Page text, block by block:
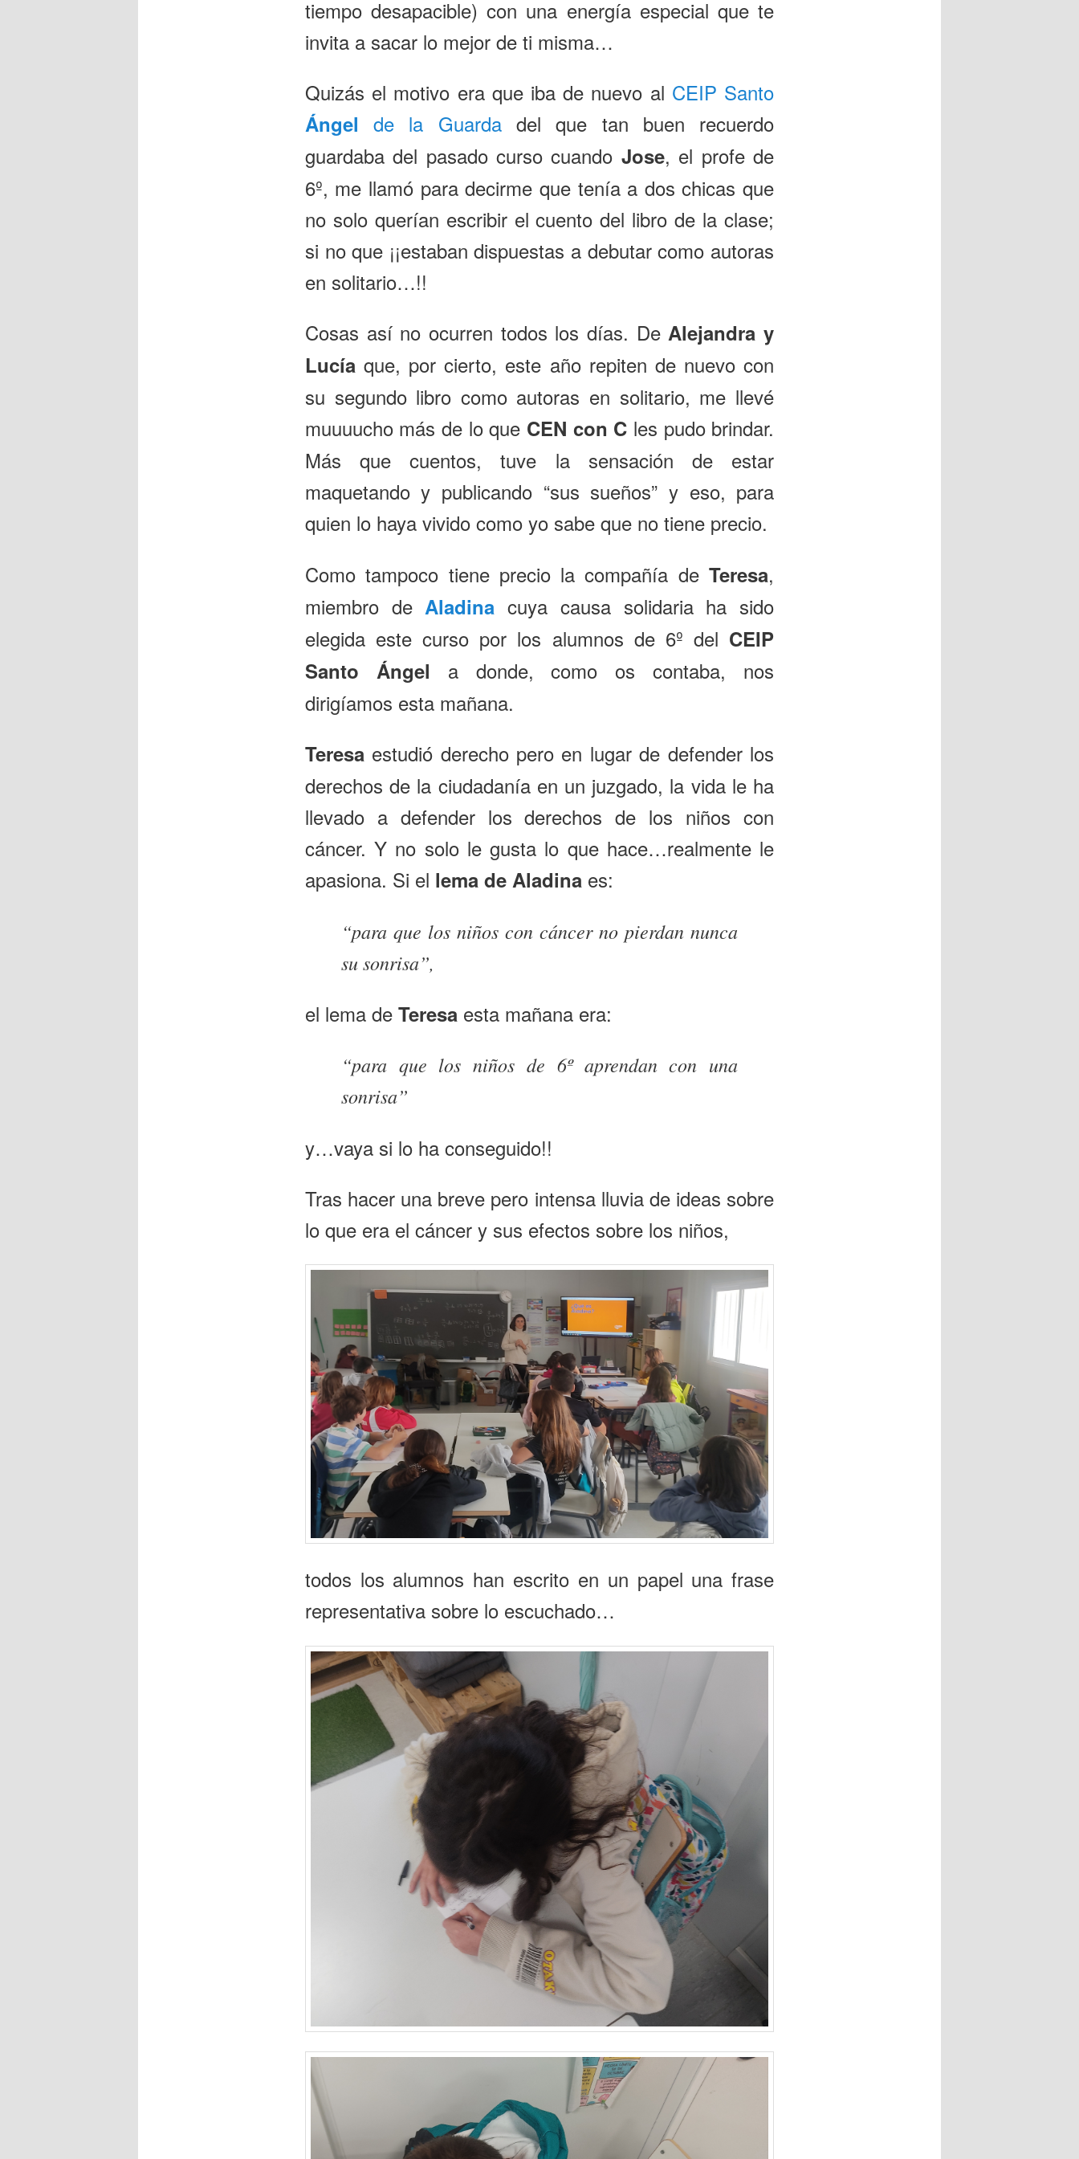
tiempo desapacible) con una energía especial que te
invita a sacar lo mejor de ti misma…
Quizás el motivo era que iba de nuevo al CEIP Santo
Ángelde la Guardadel que tan buen recuerdo
guardaba del pasado curso cuando Jose, el profe de
6º, me llamó para decirme que tenía a dos chicas que
no solo querían escribir el cuento del libro de la clase;
si no que ¡¡estaban dispuestas a debutar como autoras
en solitario…!!
Cosas así no ocurren todos los días. DeAlejandra y
Lucíaque, por cierto, este año repiten de nuevo con
su segundo libro como autoras en solitario, me llevé
muuuucho más de lo que CEN con C les pudo brindar.
Más que cuentos, tuve la sensación de estar
maquetando y publicando “sus sueños” y eso, para
quien lo haya vivido como yo sabe que no tiene precio.
Como tampoco tiene precio la compañía deTeresa,
miembro de Aladina cuya causa solidaria ha sido
elegida este curso por los alumnos de 6º del CEIP
Santo Ángel a donde, como os contaba, nos
dirigíamos esta mañana.
Teresaestudió derecho pero en lugar de defender los
derechos de la ciudadanía en un juzgado, la vida le ha
llevado a defender los derechos de los niños con
cáncer. Y no solo le gusta lo que hace…realmente le
apasiona. Si el lema de Aladinaes:
“para que los niños con cáncer no pierdan nunca
su sonrisa”,
el lema de Teresa esta mañana era:
“para que los niños de 6º aprendan con una
sonrisa”
y…vaya si lo ha conseguido!!
Tras hacer una breve pero intensa lluvia de ideas sobre
lo que era el cáncer y sus efectos sobre los niños,
todos los alumnos han escrito en un papel una frase
representativa sobre lo escuchado…